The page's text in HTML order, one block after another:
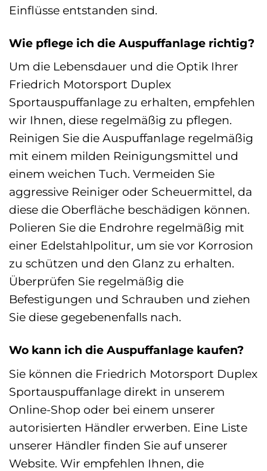
Einflüsse entstanden sind.
Wie pflege ich die Auspuffanlage richtig?
Um die Lebensdauer und die Optik Ihrer
Friedrich Motorsport Duplex
Sportauspuffanlage zu erhalten, empfehlen
wir Ihnen, diese regelmäßig zu pflegen.
Reinigen Sie die Auspuffanlage regelmäßig
mit einem milden Reinigungsmittel und
einem weichen Tuch. Vermeiden Sie
aggressive Reiniger oder Scheuermittel, da
diese die Oberfläche beschädigen können.
Polieren Sie die Endrohre regelmäßig mit
einer Edelstahlpolitur, um sie vor Korrosion
zu schützen und den Glanz zu erhalten.
Überprüfen Sie regelmäßig die
Befestigungen und Schrauben und ziehen
Sie diese gegebenenfalls nach.
Wo kann ich die Auspuffanlage kaufen?
Sie können die Friedrich Motorsport Duplex
Sportauspuffanlage direkt in unserem
Online-Shop oder bei einem unserer
autorisierten Händler erwerben. Eine Liste
unserer Händler finden Sie auf unserer
Website. Wir empfehlen Ihnen, die